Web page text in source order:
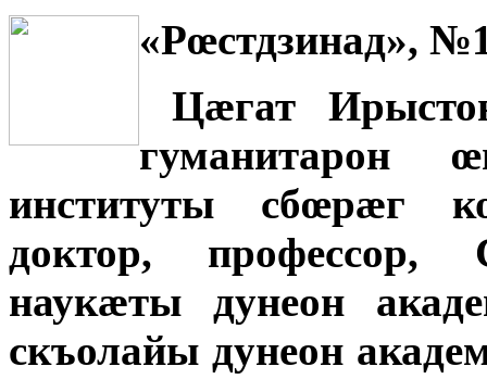
«Рœстдзинад»,
Цӕгат
гуманитарон
институты сбœрӕг
доктор, профессор,
наукӕты дунеон
скъолайы дунеон